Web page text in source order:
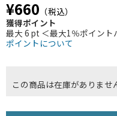
¥660 （税込）
獲得ポイント
最大 6 pt ＜最大1％ポイント
ポイントについて
この商品は在庫がありませ